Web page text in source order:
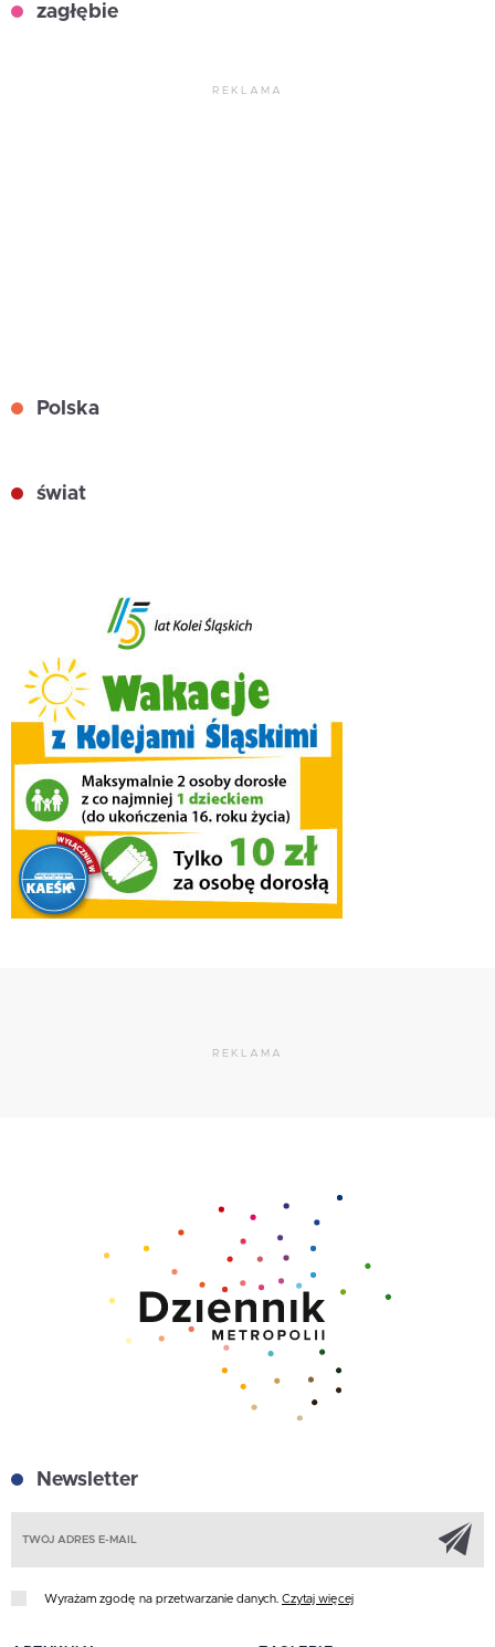
zagłębie
REKLAMA
Polska
świat
REKLAMA
Newsletter
Wyrażam zgodę na przetwarzanie danych. Czytaj więcej